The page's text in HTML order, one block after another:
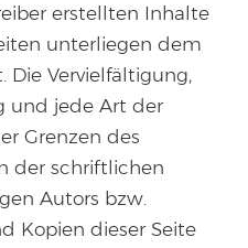
erstellten Inhalte
unterliegen dem
Die Vervielfältigung,
und jede Art der
Grenzen des
der schriftlichen
Autors bzw.
Kopien dieser Seite